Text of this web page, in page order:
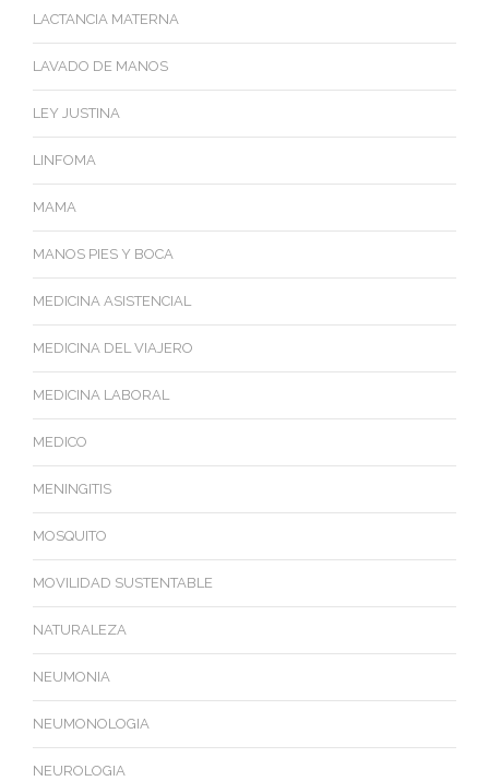
LACTANCIA MATERNA
LAVADO DE MANOS
LEY JUSTINA
LINFOMA
MAMA
MANOS PIES Y BOCA
MEDICINA ASISTENCIAL
MEDICINA DEL VIAJERO
MEDICINA LABORAL
MEDICO
MENINGITIS
MOSQUITO
MOVILIDAD SUSTENTABLE
NATURALEZA
NEUMONIA
NEUMONOLOGIA
NEUROLOGIA